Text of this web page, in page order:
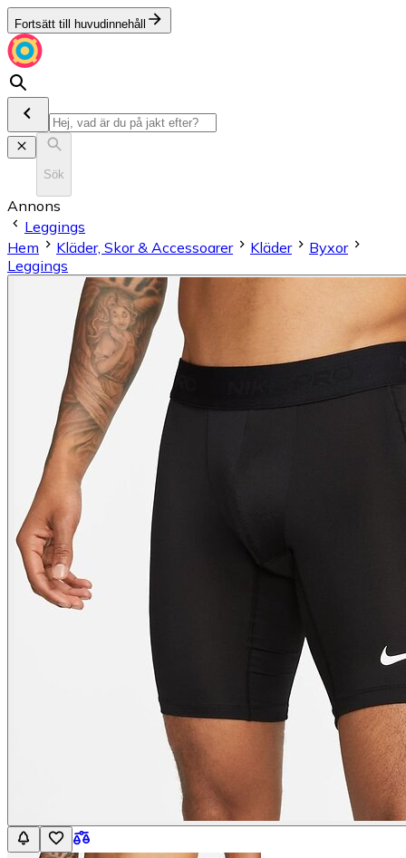
Fortsätt till huvudinnehåll
Sök
Annons
Leggings
Hem
Kläder, Skor & Accessoarer Kläder
Byxor
Leggings